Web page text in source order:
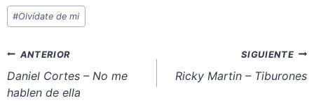
Etiquetas
de
entrada:
#Olvídate de mi
Navegación
de
entradas
ANTERIOR
Daniel Cortes – No me
hablen de ella
SIGUIENTE
Ricky Martin – Tiburones